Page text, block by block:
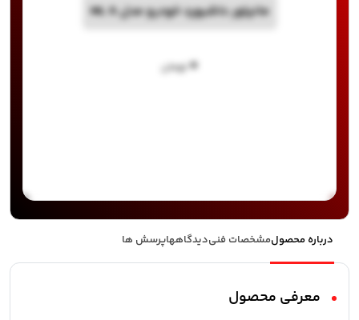
مانیتور داشبورد خودرو مدل 9 ML
۰ تومان
درباره محصولمشخصات فنیدیدگاههاپرسش ها
معرفی محصول